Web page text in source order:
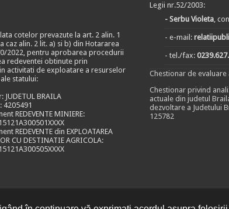
cotelor prevazute la art. 2 alin. 1
caz alin. 2 lit. a) si b) din Hotararea
2022, pentru aprobarea procedurii
redeventei obtinute prin
activitati de exploatare a resurselor
statului:
JUDETUL BRAILA
4205491
REDEVENTE MINIERE:
REDEVENTE din EXPLOATAREA
CU DESTINATIE AGRICOLA:
Legii nr.52/2003:
- Serbu Violeta,
- e-mail:
- tel./fax:
Chestionar de
Chestionar privind
actuale din judetul
dezvoltare a Judetului
125782